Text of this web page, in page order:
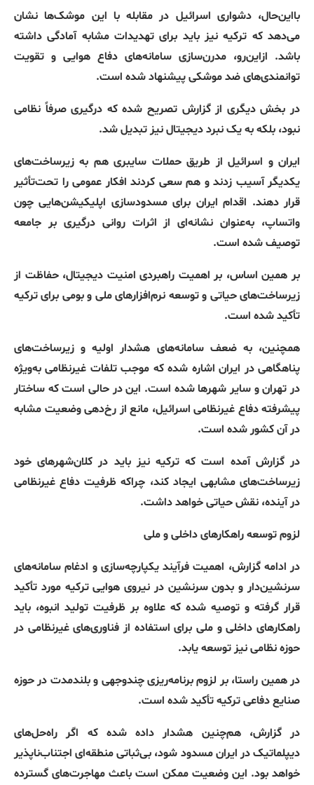
بااین‌حال، دشواری اسرائیل در مقابله با این موشک‌ها نشان
می‌دهد که ترکیه نیز باید برای تهدیدات مشابه آمادگی داشته
باشد. ازاین‌رو، مدرن‌سازی سامانه‌های دفاع هوایی و تقویت
توانمندی‌های ضد موشکی پیشنهاد شده است.
در بخش دیگری از گزارش تصریح شده که درگیری صرفاً نظامی
نبود، بلکه به یک نبرد دیجیتال نیز تبدیل شد.
ایران و اسرائیل از طریق حملات سایبری هم به زیرساخت‌های
یکدیگر آسیب زدند و هم سعی کردند افکار عمومی را تحت‌تأثیر
قرار دهند. اقدام ایران برای مسدودسازی اپلیکیشن‌هایی چون
واتساپ، به‌عنوان نشانه‌ای از اثرات روانی درگیری بر جامعه
توصیف شده است.
بر همین اساس، بر اهمیت راهبردی امنیت دیجیتال، حفاظت از
زیرساخت‌های حیاتی و توسعه نرم‌افزارهای ملی و بومی برای ترکیه
تأکید شده است.
همچنین، به ضعف سامانه‌های هشدار اولیه و زیرساخت‌های
پناهگاهی در ایران اشاره شده که موجب تلفات غیرنظامی به‌ویژه
در تهران و سایر شهرها شده است. این در حالی است که ساختار
پیشرفته دفاع غیرنظامی اسرائیل، مانع از رخ‌دهی وضعیت مشابه
در آن کشور شده است.
در گزارش آمده است که ترکیه نیز باید در کلان‌شهرهای خود
زیرساخت‌های مشابهی ایجاد کند، چراکه ظرفیت دفاع غیرنظامی
در آینده، نقش حیاتی خواهد داشت.
لزومتوسعهراهکارهایداخلیوملی
در ادامه گزارش، اهمیت فرآیند یکپارچه‌سازی و ادغام سامانه‌های
سرنشین‌دار و بدون سرنشین در نیروی هوایی ترکیه مورد تأکید
قرار گرفته و توصیه شده که علاوه بر ظرفیت تولید انبوه، باید
راهکارهای داخلی و ملی برای استفاده از فناوری‌های غیرنظامی در
حوزه نظامی نیز توسعه یابد.
در همین راستا، بر لزوم برنامه‌ریزی چندوجهی و بلندمدت در حوزه
صنایع دفاعی ترکیه تأکید شده است.
در گزارش، هم‌چنین هشدار داده شده که اگر راه‌حل‌های
دیپلماتیک در ایران مسدود شود، بی‌ثباتی منطقه‌ای اجتناب‌ناپذیر
خواهد بود. این وضعیت ممکن است باعث مهاجرت‌های گسترده